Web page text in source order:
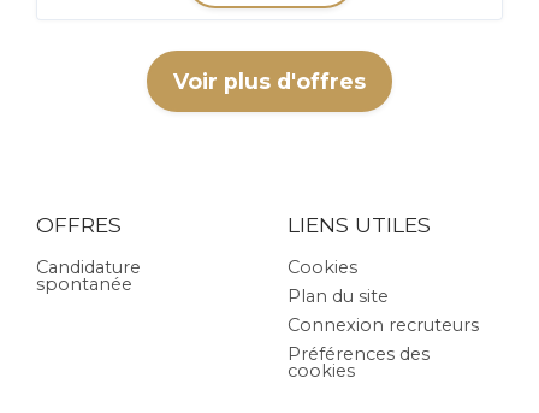
Voir plus d'offres
OFFRES
Candidature
spontanée
LIENS UTILES
Cookies
Plan du site
Connexion recruteurs
Préférences des
cookies